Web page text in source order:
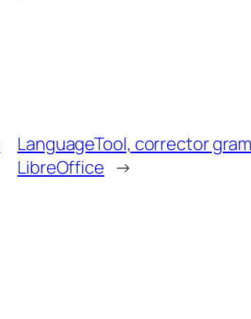
LanguageTool, corrector
LibreOffice →